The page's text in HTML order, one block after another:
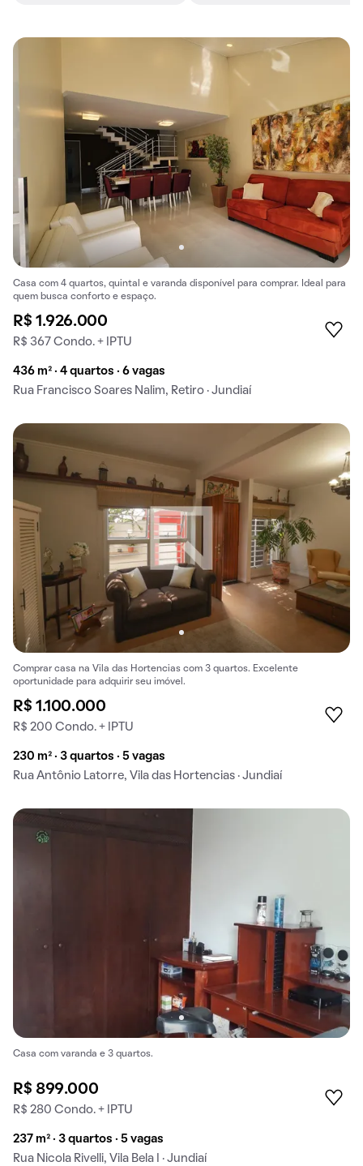
Casa com 4 quartos, quintal e varanda disponível para comprar. Ideal para
quem busca conforto e espaço.
R$ 1.926.000
R$ 367 Condo. + IPTU
436 m² · 4 quartos · 6 vagas
Rua Francisco Soares Nalim, Retiro · Jundiaí
Comprar casa na Vila das Hortencias com 3 quartos. Excelente
oportunidade para adquirir seu imóvel.
R$ 1.100.000
R$ 200 Condo. + IPTU
230 m² · 3 quartos · 5 vagas
Rua Antônio Latorre, Vila das Hortencias · Jundiaí
Casa com varanda e 3 quartos.
R$ 899.000
R$ 280 Condo. + IPTU
237 m² · 3 quartos · 5 vagas
Rua Nicola Rivelli, Vila Bela I · Jundiaí